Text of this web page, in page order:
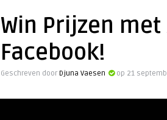
Win Prijzen
Facebook!
Geschreven door Djuna Vaesen op 21